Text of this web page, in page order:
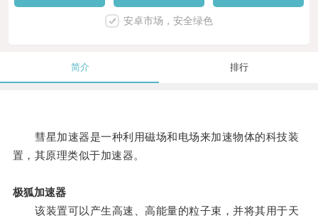
安卓市场，安全绿色
简介 排行
彗星加速器是一种利用磁场和电场来加速物体的科技装
置，其原理类似于加速器。
极狐加速器
该装置可以产生高速、高能量的粒子束，并将其用于天